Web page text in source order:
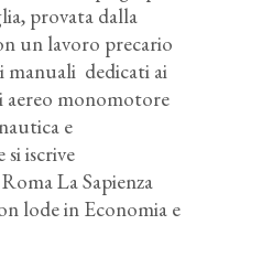
provata dalla
un lavoro precario
dedicati ai
monomotore
e
si iscrive
La Sapienza
lode in Economia e